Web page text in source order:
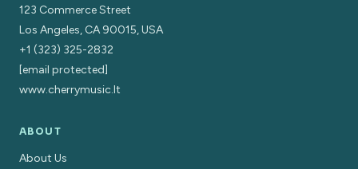
123 Commerce Street
Los Angeles, CA 90015, USA
+1 (323) 325-2832
[email protected]
www.cherrymusic.lt
ABOUT
About Us